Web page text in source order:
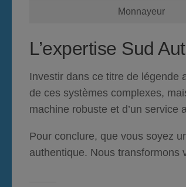
Monnayeur
L’expertise Sud
Investir dans ce titre de légende
de ces systèmes complexes,
machine robuste et d’un service
Pour conclure, que vous soyez
authentique. Nous transformons